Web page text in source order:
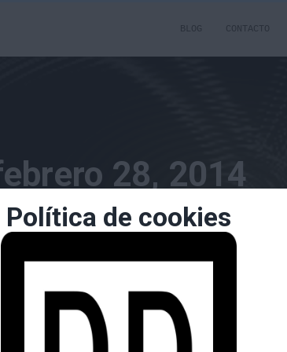
BLOG CONTACTO
28, 2014
Política de cookies